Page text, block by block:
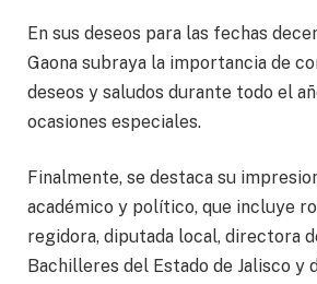
En sus deseos para las fechas
Gaona subraya la importancia de
deseos y saludos durante todo el
ocasiones especiales.
Finalmente, se destaca su
académico y político, que incluye
regidora, diputada local, directora
Bachilleres del Estado de Jalisco y